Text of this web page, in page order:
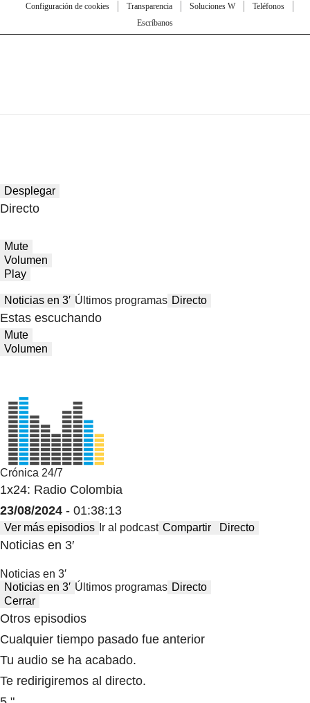
Configuración de cookies
Transparencia Soluciones W
Teléfonos
Escríbanos
Desplegar
Directo
Mute
Volumen
Play
Noticias en 3′ Últimos programas Directo
Estas escuchando
Mute
Volumen
Crónica 24/7
1x24: Radio Colombia
23/08/2024 - 01:38:13
Ver más episodios Ir al podcast Compartir Directo
Noticias en 3′
Noticias en 3′
Noticias en 3′ Últimos programas Directo
Cerrar
Otros episodios
Cualquier tiempo pasado fue anterior
Tu audio se ha acabado.
Te redirigiremos al directo.